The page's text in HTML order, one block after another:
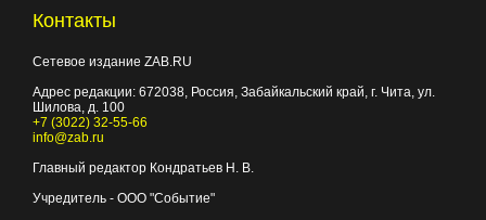
Контакты
Сетевое издание ZAB.RU
Адрес редакции: 672038, Россия, Забайкальский край, г. Чита, ул.
Шилова, д. 100
+7 (3022) 32-55-66
info@zab.ru
Главный редактор Кондратьев Н. В.
Учредитель - ООО "Событие"